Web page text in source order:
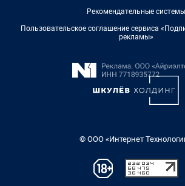
Рекомендательные системы
Пользовательское соглашение сервиса
рекламы»
© ООО «Интернет